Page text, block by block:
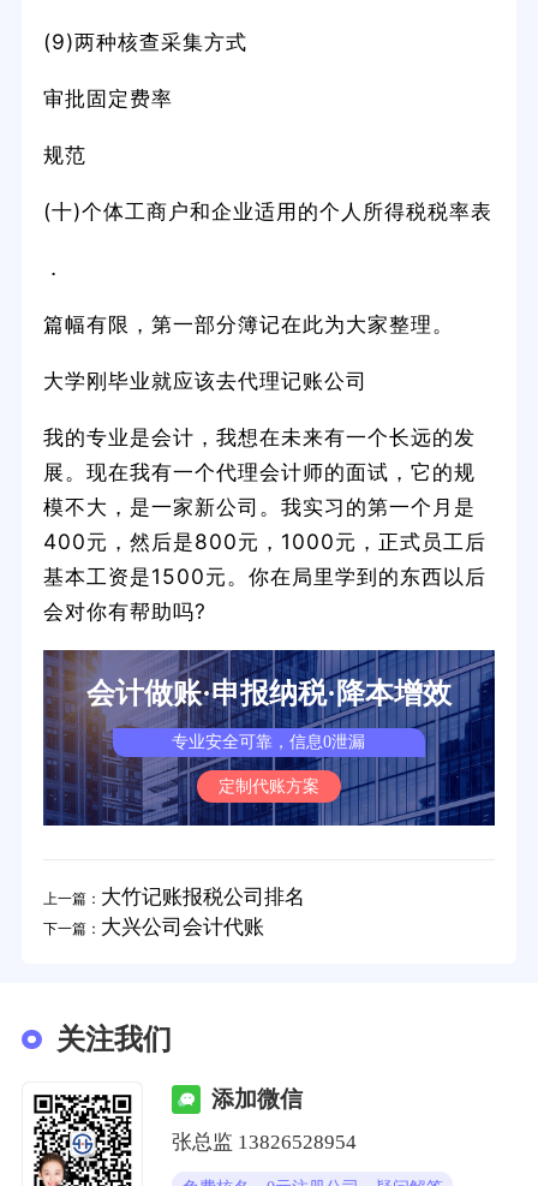
(9)两种核查采集方式
审批固定费率
规范
(十)个体工商户和企业适用的个人所得税税率表
．
篇幅有限，第一部分簿记在此为大家整理。
大学刚毕业就应该去代理记账公司
我的专业是会计，我想在未来有一个长远的发
展。现在我有一个代理会计师的面试，它的规
模不大，是一家新公司。我实习的第一个月是
400元，然后是800元，1000元，正式员工后
基本工资是1500元。你在局里学到的东西以后
会对你有帮助吗?
会计做账·申报纳税·降本增效
专业安全可靠，信息0泄漏
定制代账方案
上一篇： 大竹记账报税公司排名
下一篇： 大兴公司会计代账
关注我们
添加微信
张总监 13826528954